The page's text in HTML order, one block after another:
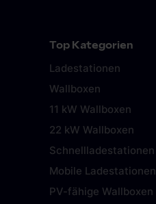
Top Kategorien
Ladestationen
Wallboxen
11 kW Wallboxen
22 kW Wallboxen
Schnellladestationen
Mobile Ladestationen
PV-fähige Wallboxen